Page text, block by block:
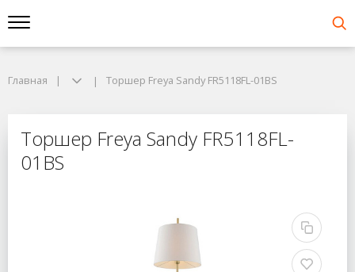
Торшер Freya Sandy FR5118FL-01BS
Главная Торшер Freya Sandy FR5118FL-01BS
Торшер Freya Sandy FR5118FL-
01BS